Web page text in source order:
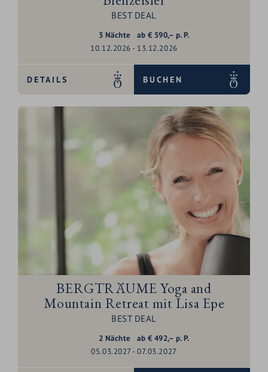
BEST DEAL
3 Nächte
10.12.2026 - 13.12.2026
ab € 590,– p. P.
DETAILS BUCHEN
BERGTRÄUME Yoga and
Mountain Retreat mit Lisa Epe
BEST DEAL
2 Nächte
05.03.2027 - 07.03.2027
ab € 492,– p. P.